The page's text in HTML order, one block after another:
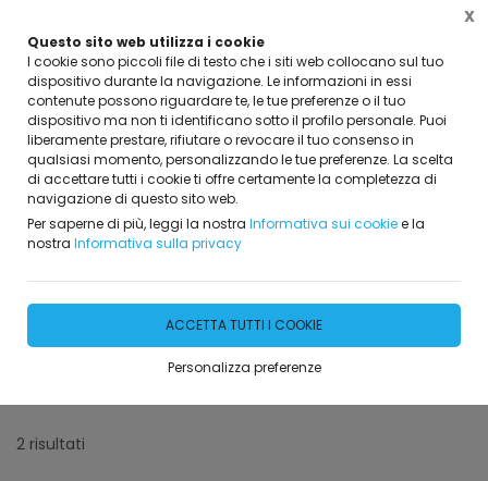
Questo sito web utilizza i cookie
I cookie sono piccoli file di testo che i siti web collocano sul tuo
dispositivo durante la navigazione. Le informazioni in essi
contenute possono riguardare te, le tue preferenze o il tuo
dispositivo ma non ti identificano sotto il profilo personale. Puoi
liberamente prestare, rifiutare o revocare il tuo consenso in
qualsiasi momento, personalizzando le tue preferenze. La scelta
di accettare tutti i cookie ti offre certamente la completezza di
navigazione di questo sito web.
Per saperne di più, leggi la nostra Informativa sui cookiee la
nostra Informativa sulla privacy
ACCETTA TUTTI I COOKIE
Personalizza preferenze
X
Home Servizi Regolamento del Centro e Privacy
FILTRA
regolamento Ben&fit
Filtri attivi:
regolamento Ben&fit
2 risultati